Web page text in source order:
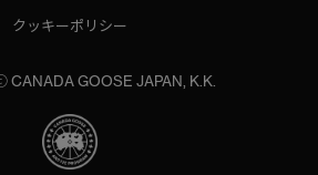
クッキーポリシー
GOOSE JAPAN, K.K.